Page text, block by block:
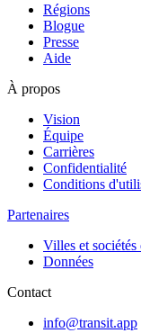
Régions
Blogue
Presse
Aide
À propos
Vision
Équipe
Carrières
Confidentialité
Conditions
Partenaires
Villes et sociétés
Données
Contact
info@transit.app